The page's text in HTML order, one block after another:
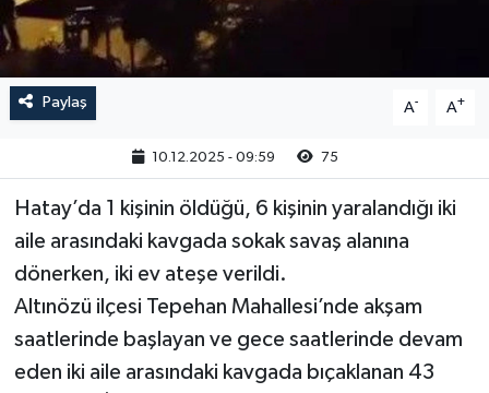
Paylaş A- A+
10.12.2025 - 09:59 75
Hatay’da 1 kişinin öldüğü, 6 kişinin yaralandığı iki
aile arasındaki kavgada sokak savaş alanına
dönerken, iki ev ateşe verildi.
Altınözü ilçesi Tepehan Mahallesi’nde akşam
saatlerinde başlayan ve gece saatlerinde devam
eden iki aile arasındaki kavgada bıçaklanan 43